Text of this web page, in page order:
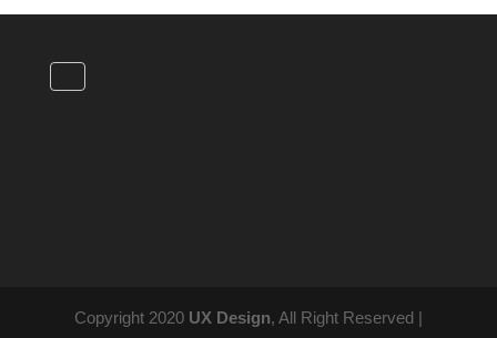
Copyright 2020 UX Design, All Right Reserved |